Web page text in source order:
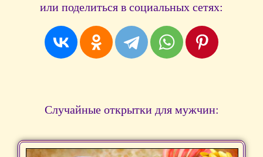
или поделиться в социальных сетях:
Случайные открытки для мужчин: